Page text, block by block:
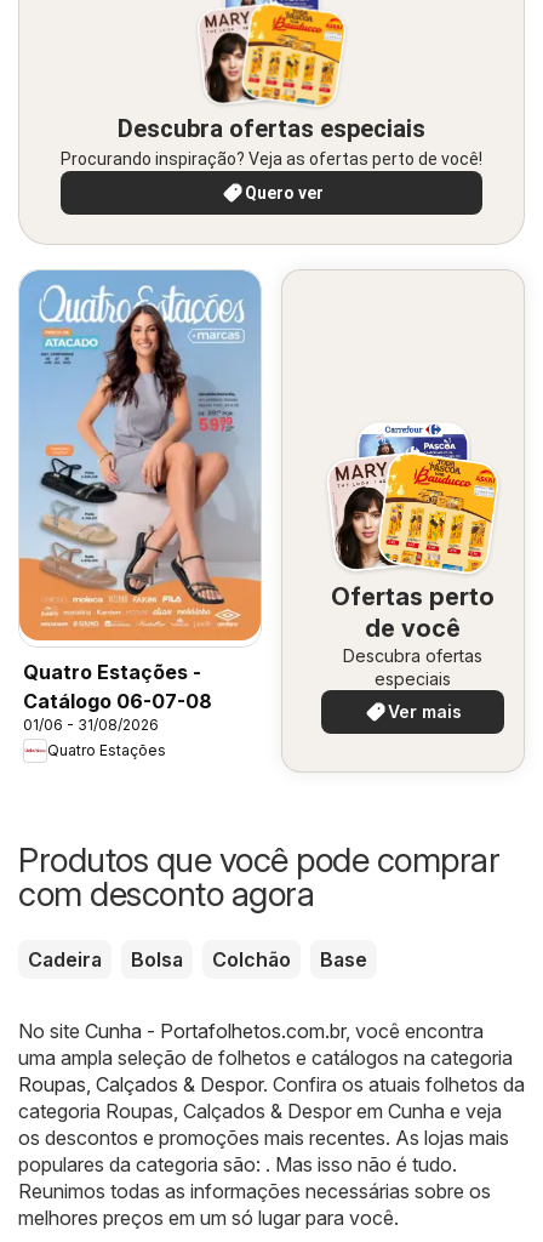
Descubra ofertas especiais
Procurando inspiração? Veja as ofertas perto de você!
Quero ver
Quatro Estações -
Catálogo 06-07-08
01/06 - 31/08/2026
Quatro Estações
Ofertas perto
de você
Descubra ofertas
especiais
Ver mais
Produtos que você pode comprar
com desconto agora
Cadeira Bolsa Colchão Base
No site Cunha - Portafolhetos.com.br, você encontra
uma ampla seleção de folhetos e catálogos na categoria
Roupas, Calçados & Despor. Confira os atuais folhetos da
categoria Roupas, Calçados & Despor em Cunha e veja
os descontos e promoções mais recentes. As lojas mais
populares da categoria são: . Mas isso não é tudo.
Reunimos todas as informações necessárias sobre os
melhores preços em um só lugar para você.